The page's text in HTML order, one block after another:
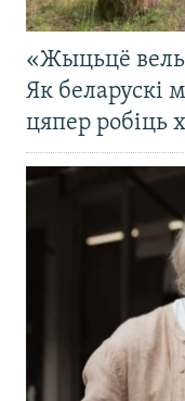
«Жыцьцё
Як беларускі
цяпер робіць